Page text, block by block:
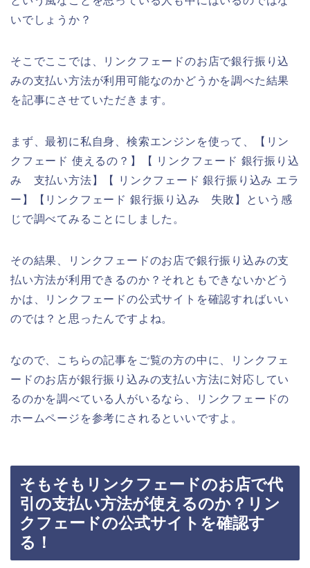
いでしょうか？
そこでここでは、リンクフェードのお店で銀行振り込
みの支払い方法が利用可能なのかどうかを調べた結果
を記事にさせていただきます。
まず、最初に私自身、検索エンジンを使って、【リン
クフェード 使えるの？】【 リンクフェード 銀行振り込
み 支払い方法】【 リンクフェード 銀行振り込み エラ
ー】【リンクフェード 銀行振り込み 失敗】という感
じで調べてみることにしました。
その結果、リンクフェードのお店で銀行振り込みの支
払い方法が利用できるのか？それともできないかどう
かは、リンクフェードの公式サイトを確認すればいい
のでは？と思ったんですよね。
なので、こちらの記事をご覧の方の中に、リンクフェ
ードのお店が銀行振り込みの支払い方法に対応してい
るのかを調べている人がいるなら、リンクフェードの
ホームページを参考にされるといいですよ。
そもそもリンクフェードのお店で代
引の支払い方法が使えるのか？リン
クフェードの公式サイトを確認す
る！